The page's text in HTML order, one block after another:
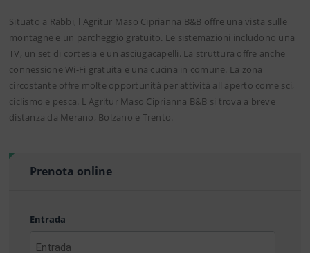
Situato a Rabbi, l Agritur Maso Ciprianna B&B offre una vista sulle
montagne e un parcheggio gratuito. Le sistemazioni includono una
TV, un set di cortesia e un asciugacapelli. La struttura offre anche
connessione Wi-Fi gratuita e una cucina in comune. La zona
circostante offre molte opportunità per attività all aperto come sci,
ciclismo e pesca. L Agritur Maso Ciprianna B&B si trova a breve
distanza da Merano, Bolzano e Trento.
Prenota online
Entrada